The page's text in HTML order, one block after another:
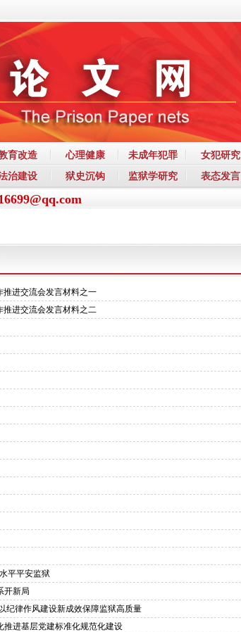
育改造 心理健康 未成年犯罪 女犯研究
治建设 狱史沉钩 监狱学研究 表态发言
进交流会发言材料之一
进交流会发言材料之二
平平安监狱
开新局
律作风建设新成效保障监狱高质量
进基层党建标准化规范化建设